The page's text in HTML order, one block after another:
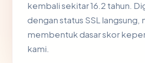
kembali sekitar 16.2 tahun.
dengan status SSL langsung,
membentuk dasar skor
kami.